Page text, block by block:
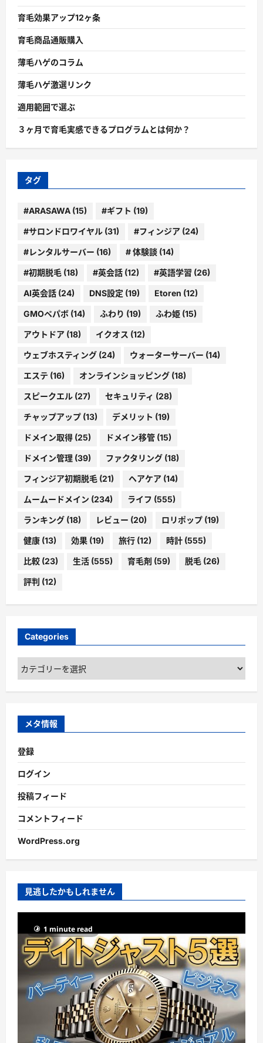
育毛効果アップ12ヶ条
育毛商品通販購入
薄毛ハゲのコラム
薄毛ハゲ激選リンク
適用範囲で選ぶ
３ヶ月で育毛実感できるプログラムとは何か？
タグ
#ARASAWA (15) #ギフト (19)
#サロンドロワイヤル (31) #フィンジア (24)
#レンタルサーバー (16) # 体験談 (14)
#初期脱毛 (18) #英会話 (12) #英語学習 (26)
AI英会話 (24) DNS設定 (19) Etoren (12)
GMOペパボ (14) ふわり (19) ふわ姫 (15)
アウトドア (18) イクオス (12)
ウェブホスティング (24) ウォーターサーバー (14)
エステ (16) オンラインショッピング (18)
スピークエル (27) セキュリティ (28)
チャップアップ (13) デメリット (19)
ドメイン取得 (25) ドメイン移管 (15)
ドメイン管理 (39) ファクタリング (18)
フィンジア初期脱毛 (21) ヘアケア (14)
ムームードメイン (234) ライフ (555)
ランキング (18) レビュー (20) ロリポップ (19)
健康 (13) 効果 (19) 旅行 (12) 時計 (555)
比較 (23) 生活 (555) 育毛剤 (59) 脱毛 (26)
評判 (12)
Categories
Categories
メタ情報
登録
ログイン
投稿フィード
コメントフィード
WordPress.org
見逃したかもしれません
1 minute read